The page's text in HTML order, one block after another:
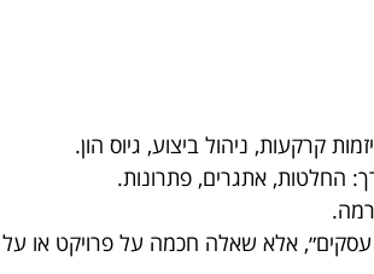
קרקעות, ניהול ביצוע, גיוס הון.
החלטות, אתגרים, פתרונות.
אלא שאלה חכמה על פרויקט או על